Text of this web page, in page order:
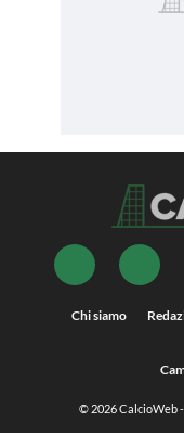
Chi siamo
© 2026CalcioWeb-